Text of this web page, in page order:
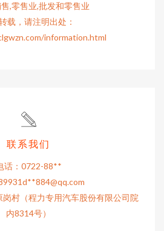
,零售业,批发和零售业
载，请注明出处：
information.html
联系我们
话：0722-88**
884@qq.com
村（程力专用汽车股份有限公司院
内8314号）